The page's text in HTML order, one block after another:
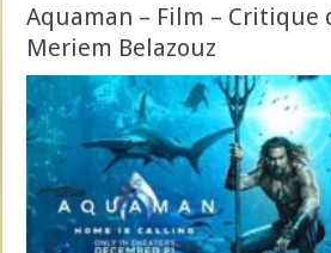
Aquaman – Film – Critique
Meriem Belazouz